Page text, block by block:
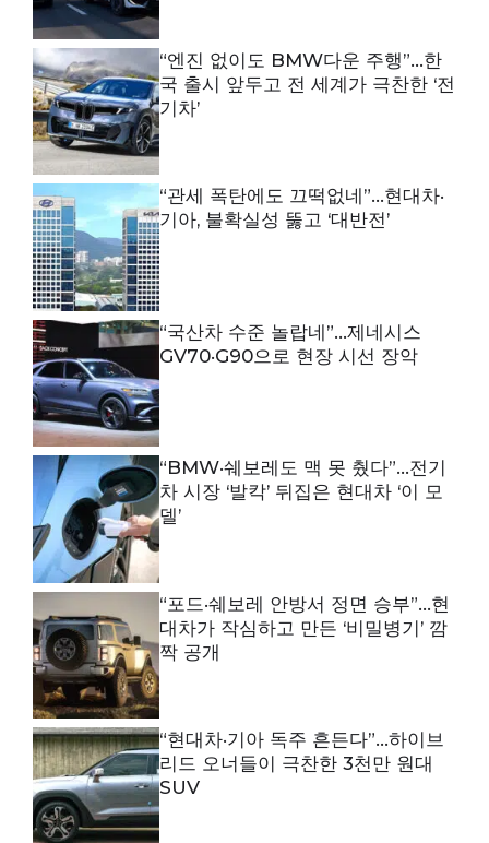
“엔진 없이도 BMW다운 주행”…한
국 출시 앞두고 전 세계가 극찬한 ‘전
기차’
“관세 폭탄에도 끄떡없네”…현대차·
기아, 불확실성 뚫고 ‘대반전’
“국산차 수준 놀랍네”…제네시스
GV70·G90으로 현장 시선 장악
“BMW·쉐보레도 맥 못 췄다”…전기
차 시장 ‘발칵’ 뒤집은 현대차 ‘이 모
델’
“포드·쉐보레 안방서 정면 승부”…현
대차가 작심하고 만든 ‘비밀병기’ 깜
짝 공개
“현대차·기아 독주 흔든다”…하이브
리드 오너들이 극찬한 3천만 원대
SUV